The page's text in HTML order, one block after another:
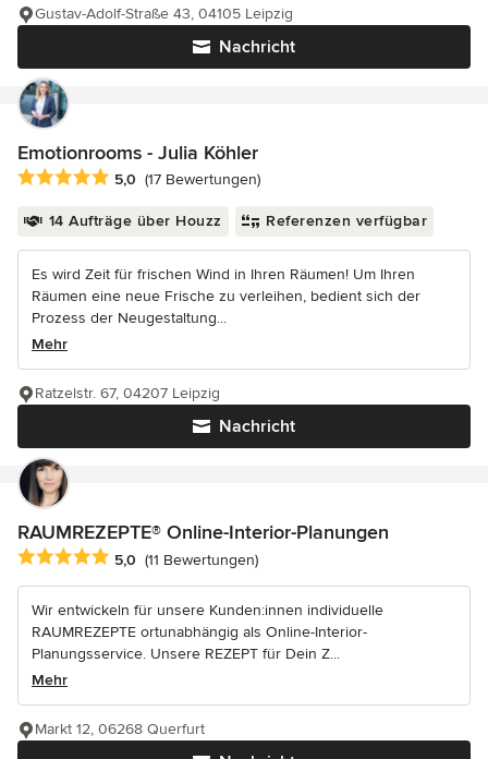
Nachricht
Gustav-Adolf-Straße 43, 04105 Leipzig
Emotionrooms - Julia Köhler
Durchschnittliche Bewertung: 5 von 5 Sternen
5,0 (17 Bewertungen)
14 Aufträge über Houzz Referenzen verfügbar
Es wird Zeit für frischen Wind in Ihren Räumen! Um Ihren
Räumen eine neue Frische zu verleihen, bedient sich der
Prozess der Neugestaltung...
Mehr
Nachricht
Ratzelstr. 67, 04207 Leipzig
RAUMREZEPTE® Online-Interior-Planungen
Durchschnittliche Bewertung: 5 von 5 Sternen
5,0 (11 Bewertungen)
Wir entwickeln für unsere Kunden:innen individuelle
RAUMREZEPTE ortunabhängig als Online-Interior-
Planungsservice. Unsere REZEPT für Dein Z...
Mehr
Markt 12, 06268 Querfurt